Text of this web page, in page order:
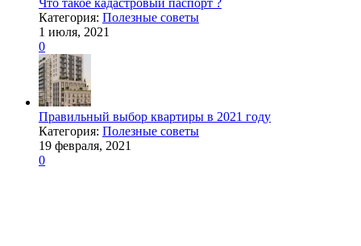
Что такое кадастровый паспорт ?
Категория: Полезные советы
1 июля, 2021
0
Правильный выбор квартиры в 2021 году
Категория: Полезные советы
19 февраля, 2021
0